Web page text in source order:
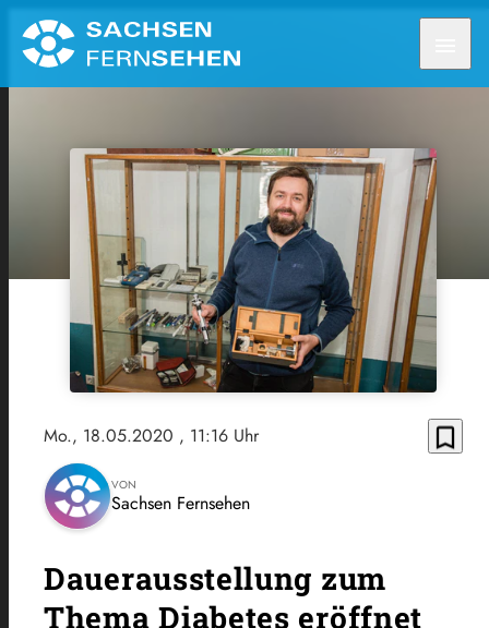
Mo., 18.05.2020 , 11:16 Uhr bookmark_border
VON
Sachsen Fernsehen
Dauerausstellung zum
Thema Diabetes eröffnet